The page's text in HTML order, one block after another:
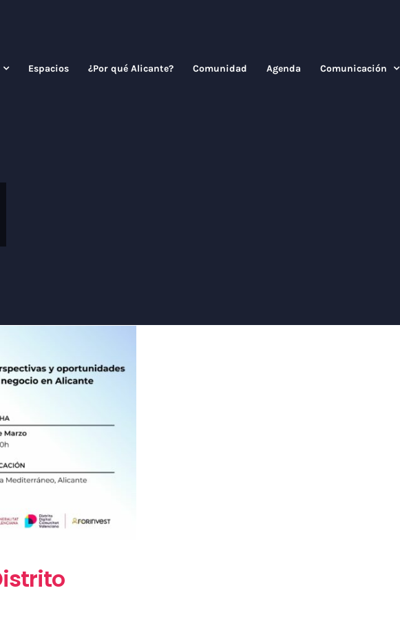
Espacios ¿Por qué Alicante? Comunidad Agenda Comunicación